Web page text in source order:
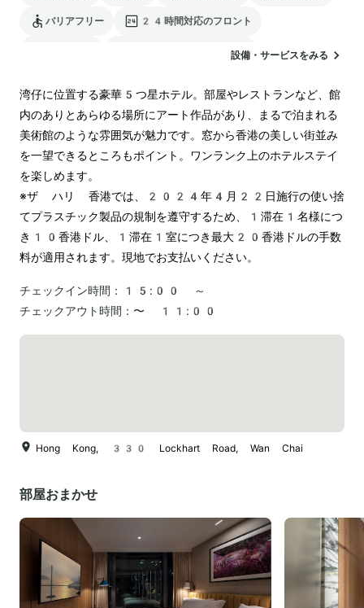
バリアフリー 24時間対応のフロント
電気自動車の充電スタンド設備・サービスをみる
湾仔に位置する豪華5つ星ホテル。部屋やレストランなど、館
内のありとあらゆる場所にアート作品があり、まるで泊まれる
美術館のような雰囲気が魅力です。窓から香港の美しい街並み
を一望できるところもポイント。ワンランク上のホテルステイ
を楽しめます。
※ザ ハリ 香港では、2024年4月22日施行の使い捨
てプラスチック製品の規制を遵守するため、1滞在1名様につ
き10香港ドル、1滞在1室につき最大20香港ドルの手数
料が適用されます。現地でお支払いください。
チェックイン時間：
15:00 ～
チェックアウト時間： 〜 11:00
Hong Kong, 330 Lockhart Road, Wan Chai
部屋おまかせ